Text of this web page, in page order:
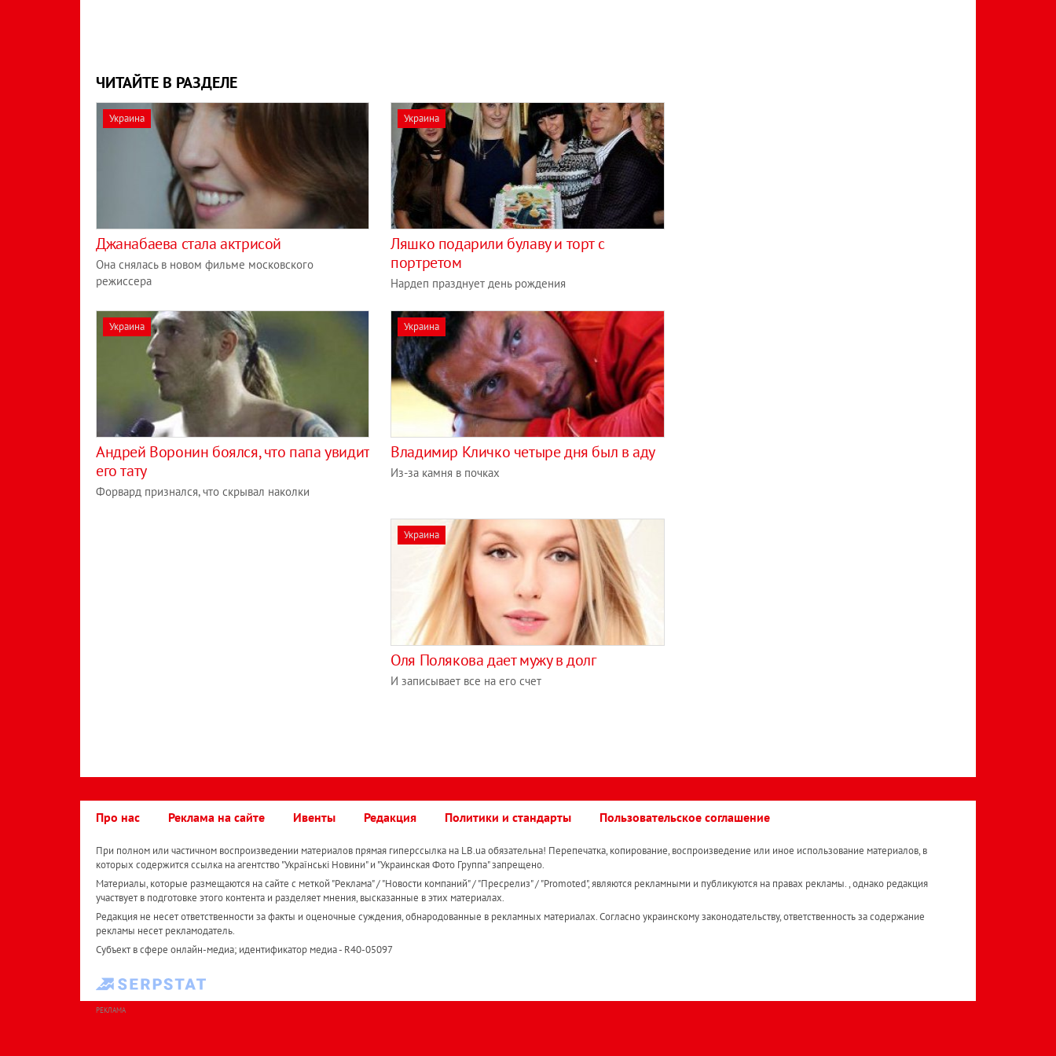
ЧИТАЙТЕ В РАЗДЕЛЕ
Украина
Джанабаева стала актрисой
Она снялась в новом фильме московского
режиссера
Украина
Ляшко подарили булаву и торт с
портретом
Нардеп празднует день рождения
Украина
Андрей Воронин боялся, что папа увидит
его тату
Форвард признался, что скрывал наколки
Украина
Владимир Кличко четыре дня был в аду
Из-за камня в почках
Украина
Оля Полякова дает мужу в долг
И записывает все на его счет
Про нас Реклама на сайте Ивенты Редакция Политики и стандарты Пользовательское соглашение
При полном или частичном воспроизведении материалов прямая гиперссылка на LB.ua обязательна! Перепечатка, копирование, воспроизведение или иное использование материалов, в
которых содержится ссылка на агентство "Українськi Новини" и "Украинская Фото Группа" запрещено.
Материалы, которые размещаются на сайте с меткой "Реклама" / "Новости компаний" / "Пресрелиз" / "Promoted", являются рекламными и публикуются на правах рекламы. , однако редакция
участвует в подготовке этого контента и разделяет мнения, высказанные в этих материалах.
Редакция не несет ответственности за факты и оценочные суждения, обнародованные в рекламных материалах. Согласно украинскому законодательству, ответственность за содержание
рекламы несет рекламодатель.
Субъект в сфере онлайн-медиа; идентификатор медиа - R40-05097
РЕКЛАМА